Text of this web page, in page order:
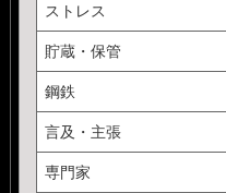
ストレス
貯蔵・保管
鋼鉄
言及・主張
専門家